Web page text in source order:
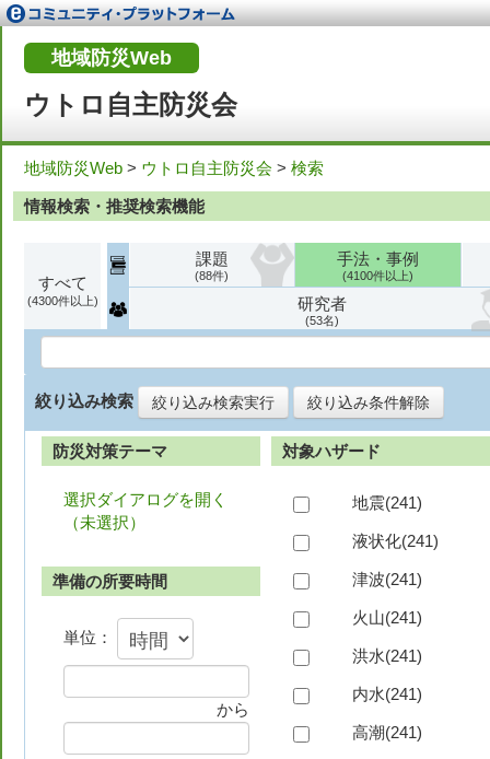
ウトロ自主防災会
地域防災Web
地域防災Web > ウトロ自主防災会 > 検索
情報検索・推奨検索機能
すべて
4300
課題
88
手法・事例
4100
研究者
53
絞り込み検索 絞り込み検索実行 絞り込み条件解除
防災対策テーマ
選択ダイアログを開く
（未選択）
対象ハザード
地震(241)
液状化(241)
津波(241)
火山(241)
洪水(241)
内水(241)
高潮(241)
準備の所要時間
単位：
から